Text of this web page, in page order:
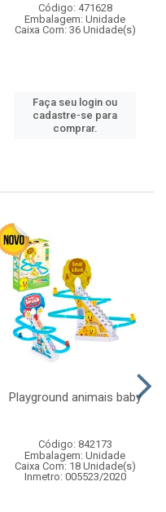
Código: 471628
Embalagem: Unidade
Caixa Com: 36 Unidade(s)
Faça seu login ou
cadastre-se para
comprar.
Playground animais baby
Código: 842173
Embalagem: Unidade
Caixa Com: 18 Unidade(s)
Inmetro: 005523/2020